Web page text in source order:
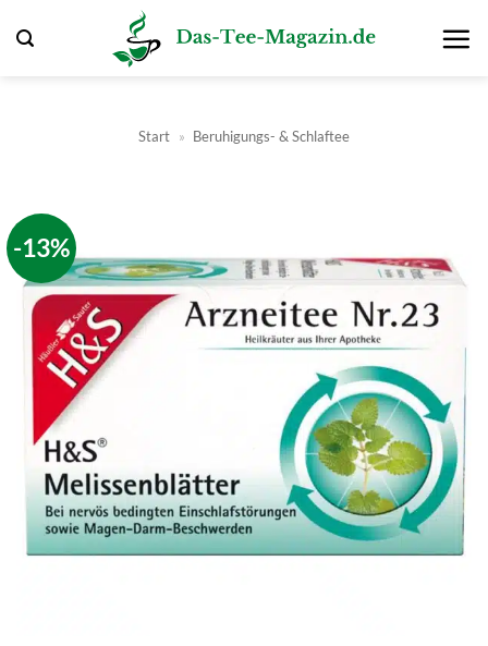
Inhalt
Start » Beruhigungs- & Schlaftee
-13%